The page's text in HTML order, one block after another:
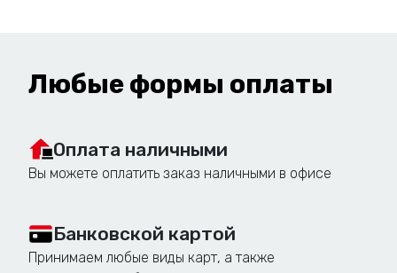
пилонов:
особенностей территории, фирменного
стиля компании и пожеланий
Любые формы оплаты
Оплата наличными
Вы можете оплатить заказ наличными в офисе
Банковской картой
Принимаем любые виды карт, а также